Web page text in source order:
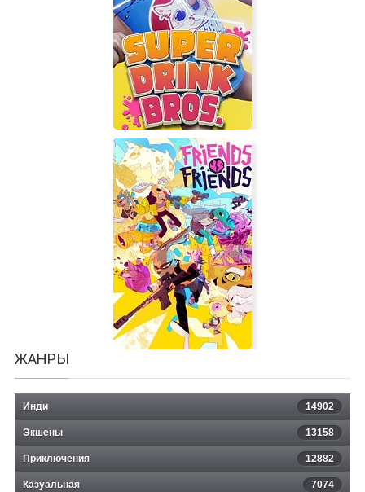
Hellboy Web of Wyrd
SUPER DRINK BROS.
ЖАНРЫ
Инди 14902
Экшены 13158
Приключения 12882
Казуальная 7074